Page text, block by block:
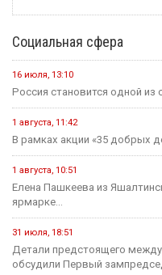
Социальная сфера
16 июля, 13:10
Россия становится одной
1 августа, 11:42
В рамках акции «35 добрых
1 августа, 10:51
Елена Пашкеева из
ярмарке...
31 июля, 18:51
Детали предстоящего
обсудили Первый